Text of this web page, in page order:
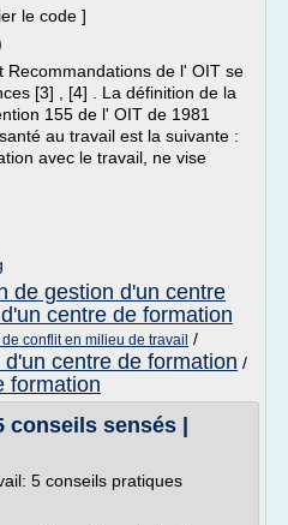
le code ]
Recommandations de l' OIT se
[3] , [4] . La définition de la
155 de l' OIT de 1981
au travail est la suivante :
avec le travail, ne vise
de gestion d'un centre
centre de formation
conflit en milieu de travail /
centre de formation /
formation
sensés |
5 conseils pratiques